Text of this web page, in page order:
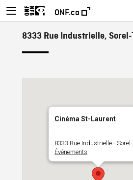
ONF.ca
8333 Rue Industrielle, Sorel-
Cinéma St-Laurent
8333 Rue Industrielle -
Événements